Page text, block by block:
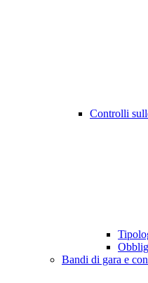
Controlli
Bandi di gara e